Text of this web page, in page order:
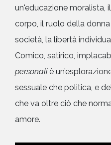
un'educazione moralista,
corpo, il ruolo della
società, la libertà
Comico, satirico,
personaliè
sessuale che politica, e
che va oltre ciò che
amore.